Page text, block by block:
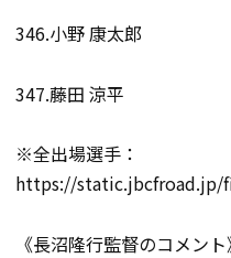
346.小野 康太郎
347.藤田 涼平
※全出場選手：
https://static.jbcfroad.jp/
《長沼隆行監督のコメント